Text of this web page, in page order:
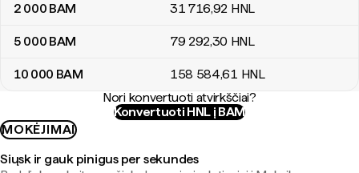
2 000 BAM 31 716,92 HNL
5 000 BAM 79 292,30 HNL
10 000 BAM 158 584,61 HNL
Nori konvertuoti atvirkščiai?
Konvertuoti HNL į BAM
MOKĖJIMAI
Siųsk ir gauk pinigus per sekundes